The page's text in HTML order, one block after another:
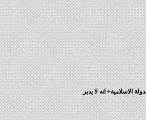
انه لا يدبر